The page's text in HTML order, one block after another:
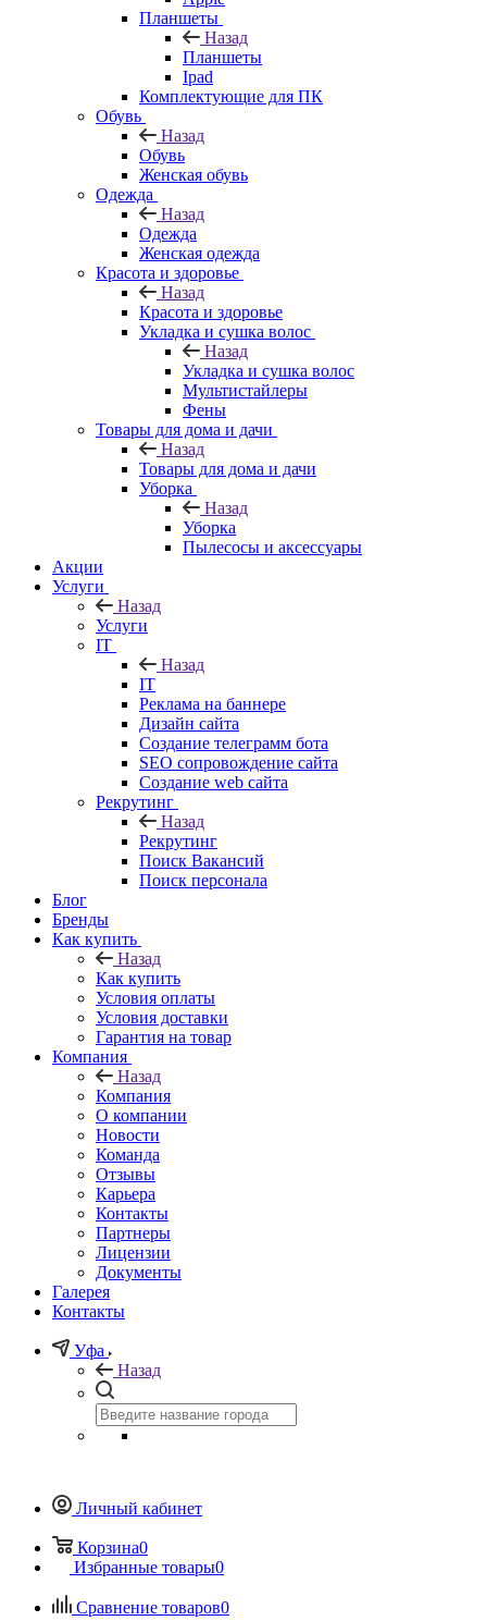
Планшеты
Назад
Планшеты
Ipad
Комплектующие для ПК
Обувь
Назад
Обувь
Женская обувь
Одежда
Назад
Одежда
Женская одежда
Красота и здоровье
Назад
Красота и здоровье
Укладка и сушка волос
Назад
Укладка и сушка волос
Мультистайлеры
Фены
Товары для дома и дачи
Назад
Товары для дома и дачи
Уборка
Назад
Уборка
Пылесосы и аксессуары
Акции
Услуги
Назад
Услуги
IT
Назад
IT
Реклама на баннере
Дизайн сайта
Создание телеграмм бота
SEO сопровождение сайта
Создание web сайта
Рекрутинг
Назад
Рекрутинг
Поиск Вакансий
Поиск персонала
Блог
Бренды
Как купить
Назад
Как купить
Условия оплаты
Условия доставки
Гарантия на товар
Компания
Назад
Компания
О компании
Новости
Команда
Отзывы
Карьера
Контакты
Партнеры
Лицензии
Документы
Галерея
Контакты
Уфа
Назад
Личный кабинет
Корзина0
Избранные товары0
Сравнение товаров0